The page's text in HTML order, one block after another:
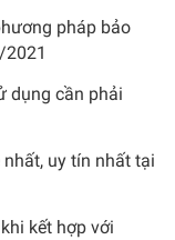
pháp bảo
dụng cần phải
uy tín nhất tại
kết hợp với